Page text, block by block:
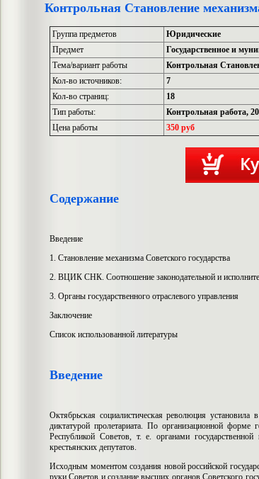
Контрольная Становление
Группа предметов
Юридические
Предмет
Государственное и
Тема/вариант работы
Контрольная
Кол-во источников:
7
Кол-во страниц:
18
Тип работы:
Контрольная работа,
Цена работы
350 руб
Содержание
Введение
1. Становление механизма Советского государства
2. ВЦИК СНК. Соотношение законодательной и
3. Органы государственного отраслевого управления
Заключение
Список использованной литературы
Введение
Октябрьская социалистическая революция
диктатурой пролетариата. По организационной
Республикой Советов, т. е. органами
крестьянских депутатов.
Исходным моментом создания новой российской